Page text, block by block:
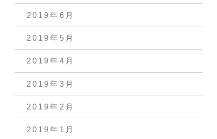
2019年6月
2019年5月
2019年4月
2019年3月
2019年2月
2019年1月